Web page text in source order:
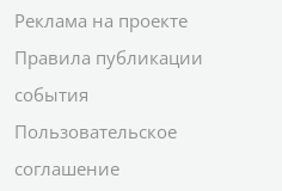
Реклама на проекте
Правила публикации
события
Пользовательское
соглашение